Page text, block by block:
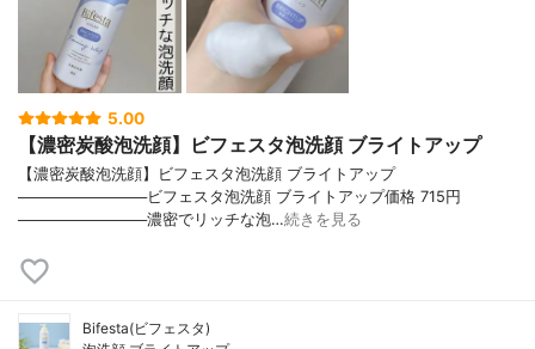
5.00
【濃密炭酸泡洗顔】ビフェスタ泡洗顔 ブライトアップ
【濃密炭酸泡洗顔】ビフェスタ泡洗顔 ブライトアップ
────────────ビフェスタ泡洗顔 ブライトアップ価格 715円
────────────濃密でリッチな泡…続きを見る
Bifesta(ビフェスタ)